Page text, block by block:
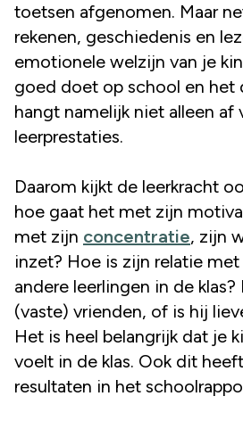
toetsen afgenomen. Maar
rekenen, geschiedenis en
emotionele welzijn van je
goed doet op school en het
hangt namelijk niet alleen af
leerprestaties.
Daarom kijkt de leerkracht
hoe gaat het met zijn
met zijn concentratie, zijn
inzet? Hoe is zijn relatie
andere leerlingen in de
(vaste) vrienden, of is hij
Het is heel belangrijk dat je
voelt in de klas. Ook dit
resultaten in het